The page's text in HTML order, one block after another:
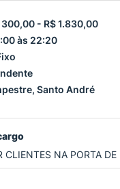
300,00 - R$ 1.830,00
às 22:20
Santo André
CLIENTES NA PORTA